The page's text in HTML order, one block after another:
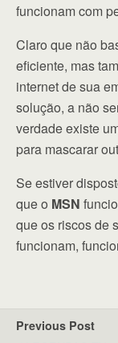
funcionam com
Claro que não
eficiente, mas
internet de sua
solução, a não
verdade existe
para mascarar
Se estiver
que o MSN
que os riscos de
funcionam,
Previous Post